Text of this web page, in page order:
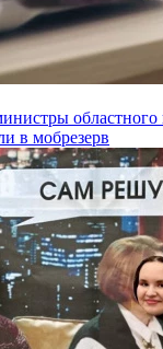
областного
в мобрезерв